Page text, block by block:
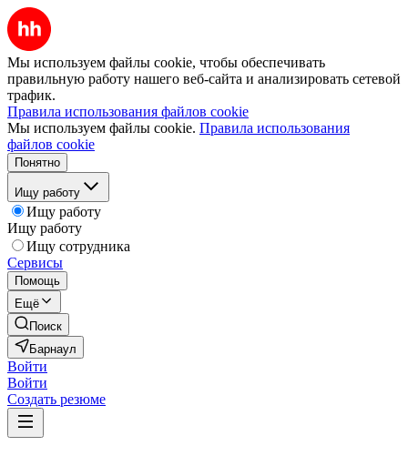
Мы используем файлы cookie, чтобы обеспечивать
правильную работу нашего веб-сайта и анализировать сетевой
трафик.
Правила использования файлов cookie
Мы используем файлы cookie. Правила использования
файлов cookie
Понятно
Ищу работу
Ищу работу
Ищу работу
Ищу сотрудника
Сервисы
Помощь
Ещё
Поиск
Барнаул
Войти
Войти
Создать резюме